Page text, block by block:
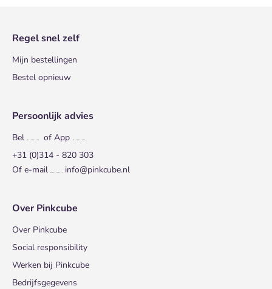
Regel snel zelf
Mijn bestellingen
Bestel opnieuw
Persoonlijk advies
Bel
of App
+31 (0)314 - 820 303
Of e-mail
info@pinkcube.nl
Over Pinkcube
Over Pinkcube
Social responsibility
Werken bij Pinkcube
Bedrijfsgegevens